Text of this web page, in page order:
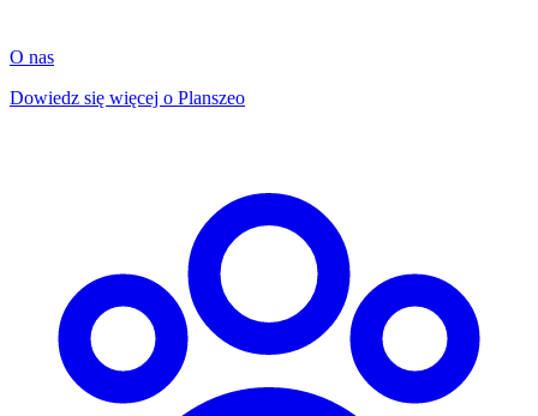
O nas
Dowiedz się więcej o Planszeo